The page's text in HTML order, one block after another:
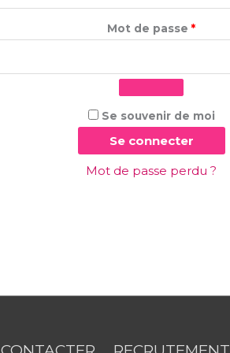
Mot de passe *
Se souvenir de moi
Se connecter
Mot de passe perdu ?